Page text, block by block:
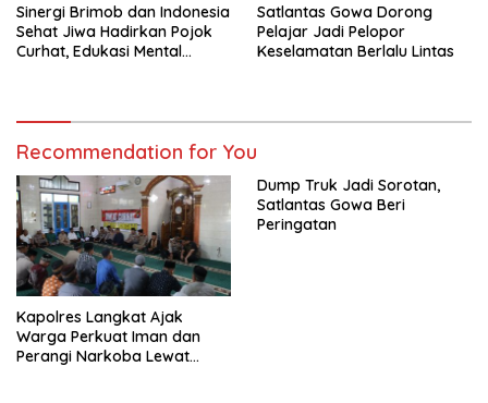
Sinergi Brimob dan Indonesia
Sehat Jiwa Hadirkan Pojok
Curhat, Edukasi Mental
Satlantas Gowa Dorong
Pelajar Jadi Pelopor
Keselamatan Berlalu Lintas
Recommendation for You
Kapolres Langkat Ajak
Warga Perkuat Iman dan
Perangi Narkoba Lewat
Dump Truk Jadi Sorotan,
Satlantas Gowa Beri
Peringatan